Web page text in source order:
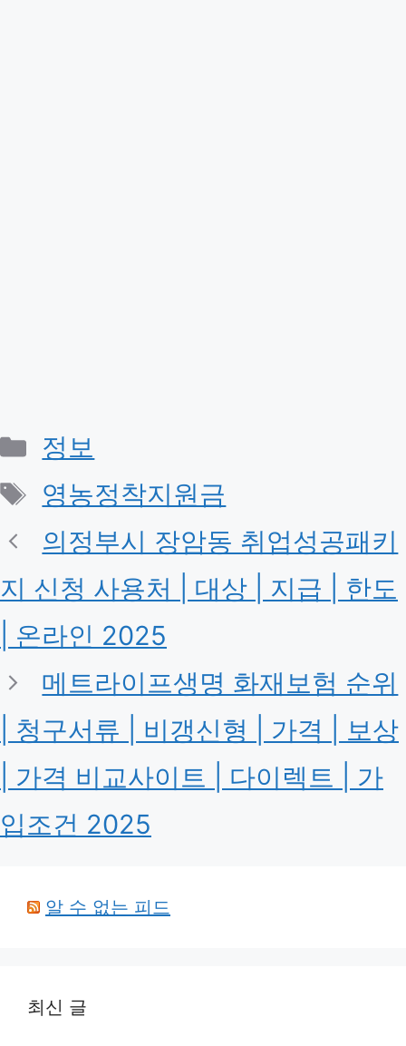
Categories
정보
Tags
영농정착지원금
의정부시 장암동 취업성공패키
지 신청 사용처 | 대상 | 지급 | 한도
| 온라인 2025
메트라이프생명 화재보험 순위
| 청구서류 | 비갱신형 | 가격 | 보상
| 가격 비교사이트 | 다이렉트 | 가
입조건 2025
알 수 없는 피드
최신 글